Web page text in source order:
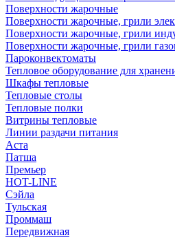
Поверхности жарочные
Поверхности жарочные, грили
Поверхности жарочные, грили
Поверхности жарочные, грили
Пароконвектоматы
Тепловое оборудование для
Шкафы тепловые
Тепловые столы
Тепловые полки
Витрины тепловые
Линии раздачи питания
Аста
Патша
Премьер
HOT-LINE
Сэйла
Тульская
Проммаш
Передвижная